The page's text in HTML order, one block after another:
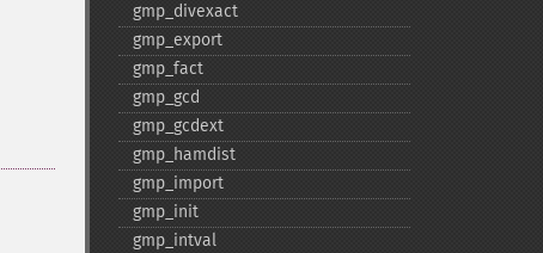
gmp_​divexact
gmp_​export
gmp_​fact
gmp_​gcd
gmp_​gcdext
gmp_​hamdist
gmp_​import
gmp_​init
gmp_​intval